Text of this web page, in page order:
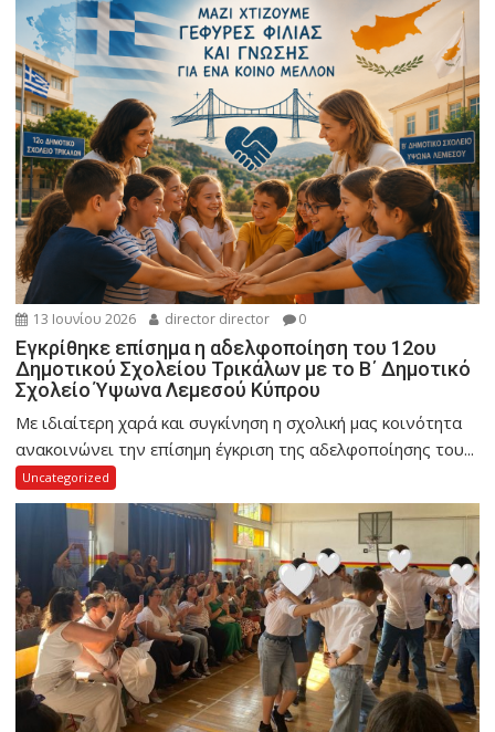
13 Ιουνίου 2026 director director 0
Εγκρίθηκε επίσημα η αδελφοποίηση του 12ου
Δημοτικού Σχολείου Τρικάλων με το Β΄ Δημοτικό
Σχολείο Ύψωνα Λεμεσού Κύπρου
Με ιδιαίτερη χαρά και συγκίνηση η σχολική μας κοινότητα
ανακοινώνει την επίσημη έγκριση της αδελφοποίησης του...
Uncategorized